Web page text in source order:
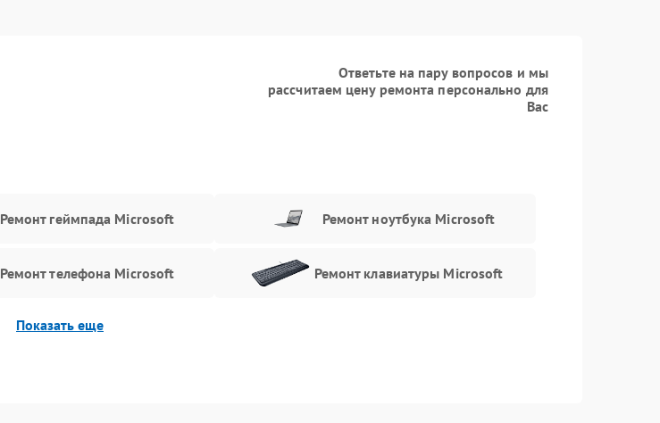
Ответьте на пару вопросов и мы
рассчитаем цену ремонта персонально для
Вас
Ремонт геймпада Microsoft Ремонт ноутбука Microsoft
Ремонт телефона Microsoft Ремонт клавиатуры Microsoft
Показать еще